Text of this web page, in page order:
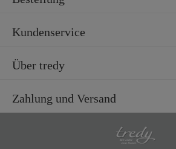
Kundenservice
Über tredy
Zahlung und Versand